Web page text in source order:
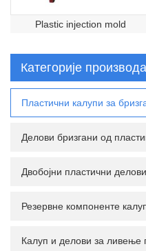
Plastic injection mold
Категорије производа
Пластични калупи за
Делови бризгани од
Двобојни пластични делови
Резервне компоненте
Калуп и делови за ливење